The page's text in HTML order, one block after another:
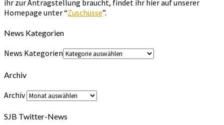
ihr zur Antragstellung braucht, findet ihr hier auf unserer
Homepage unter “Zuschüsse”.
News Kategorien
News Kategorien
Archiv
Archiv
SJB Twitter-News